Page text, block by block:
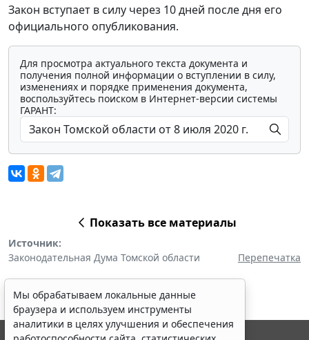
Закон вступает в силу через 10 дней после дня его
официального опубликования.
Для просмотра актуального текста документа и
получения полной информации о вступлении в силу,
изменениях и порядке применения документа,
воспользуйтесь поиском в Интернет-версии системы
ГАРАНТ:
Показать все материалы
Источник:
Законодательная Дума Томской области
Перепечатка
Мы обрабатываем локальные данные
браузера и используем инструменты
аналитики в целях улучшения и обеспечения